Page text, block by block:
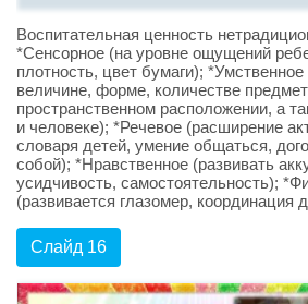
Воспитательная ценность
*Сенсорное (на уровне ощущений
плотность, цвет бумаги);
величине, форме, количестве
пространственном расположении, а
и человеке); *Речевое (расширение
словаря детей, умение общаться,
собой); *Нравственное (развивать
усидчивость, самостоятельность);
(развивается глазомер, координация
Слайд 16